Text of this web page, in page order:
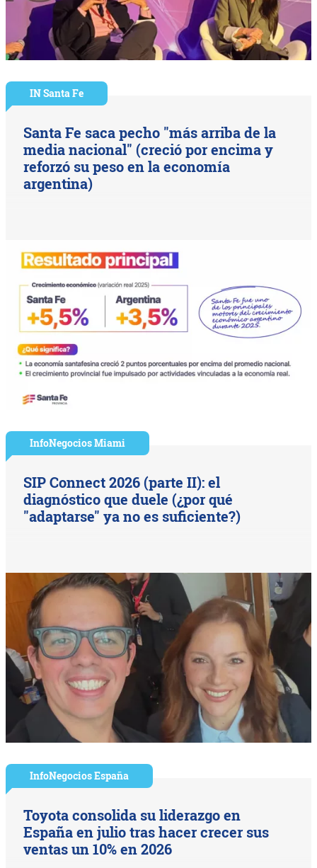
IN Santa Fe
Santa Fe saca pecho "más arriba de la
media nacional" (creció por encima y
reforzó su peso en la economía
argentina)
InfoNegocios Miami
SIP Connect 2026 (parte II): el
diagnóstico que duele (¿por qué
"adaptarse" ya no es suficiente?)
InfoNegocios España
Toyota consolida su liderazgo en
España en julio tras hacer crecer sus
ventas un 10% en 2026